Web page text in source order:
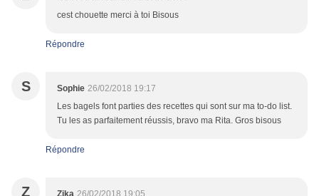
cest chouette merci à toi Bisous
Répondre
S Sophie 26/02/2018 19:17
Les bagels font parties des recettes qui sont sur ma to-do list.
Tu les as parfaitement réussis, bravo ma Rita. Gros bisous
Répondre
Z Zika 26/02/2018 19:05